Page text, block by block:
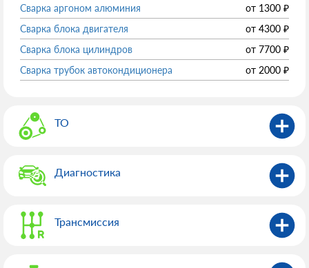
Сварка аргоном алюминия
от 1300 ₽
Сварка блока двигателя
от 4300 ₽
Сварка блока цилиндров
от 7700 ₽
Сварка трубок автокондиционера
от 2000 ₽
ТО
Диагностика
Трансмиссия